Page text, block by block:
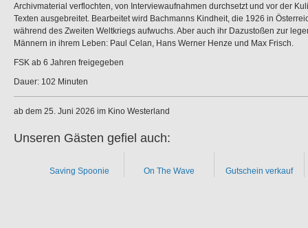
Archivmaterial verflochten, von Interviewaufnahmen durchsetzt und vor der
Texten ausgebreitet. Bearbeitet wird Bachmanns Kindheit, die 1926 in
während des Zweiten Weltkriegs aufwuchs. Aber auch ihr Dazustoßen zur
Männern in ihrem Leben: Paul Celan, Hans Werner Henze und Max Frisch.
FSK ab 6 Jahren freigegeben
Dauer: 102 Minuten
ab dem 25. Juni 2026 im Kino Westerland
Unseren Gästen gefiel auch:
Saving Spoonie On The Wave Gutschein verkauf